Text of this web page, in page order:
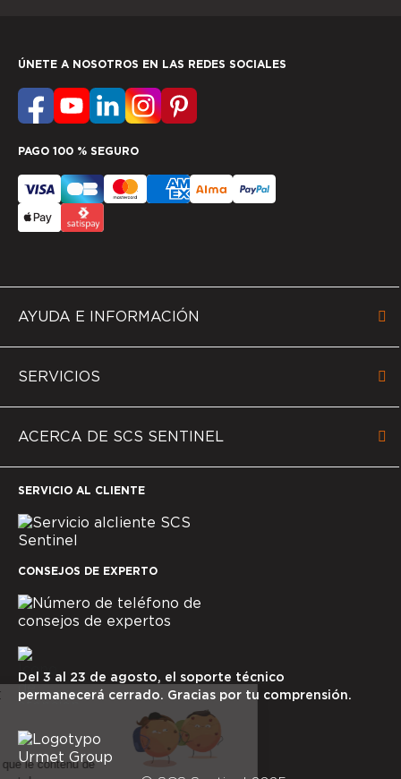
AYUDA E INFORMACIÓN
SERVICIOS
ACERCA DE SCS SENTINEL
SERVICIO AL CLIENTE
CONSEJOS DE EXPERTO
Del 3 al 23 de agosto, el soporte técnico
permanecerá cerrado. Gracias por tu comprensión.
ÚNETE A NOSOTROS EN LAS REDES SOCIALES
PAGO 100 % SEGURO